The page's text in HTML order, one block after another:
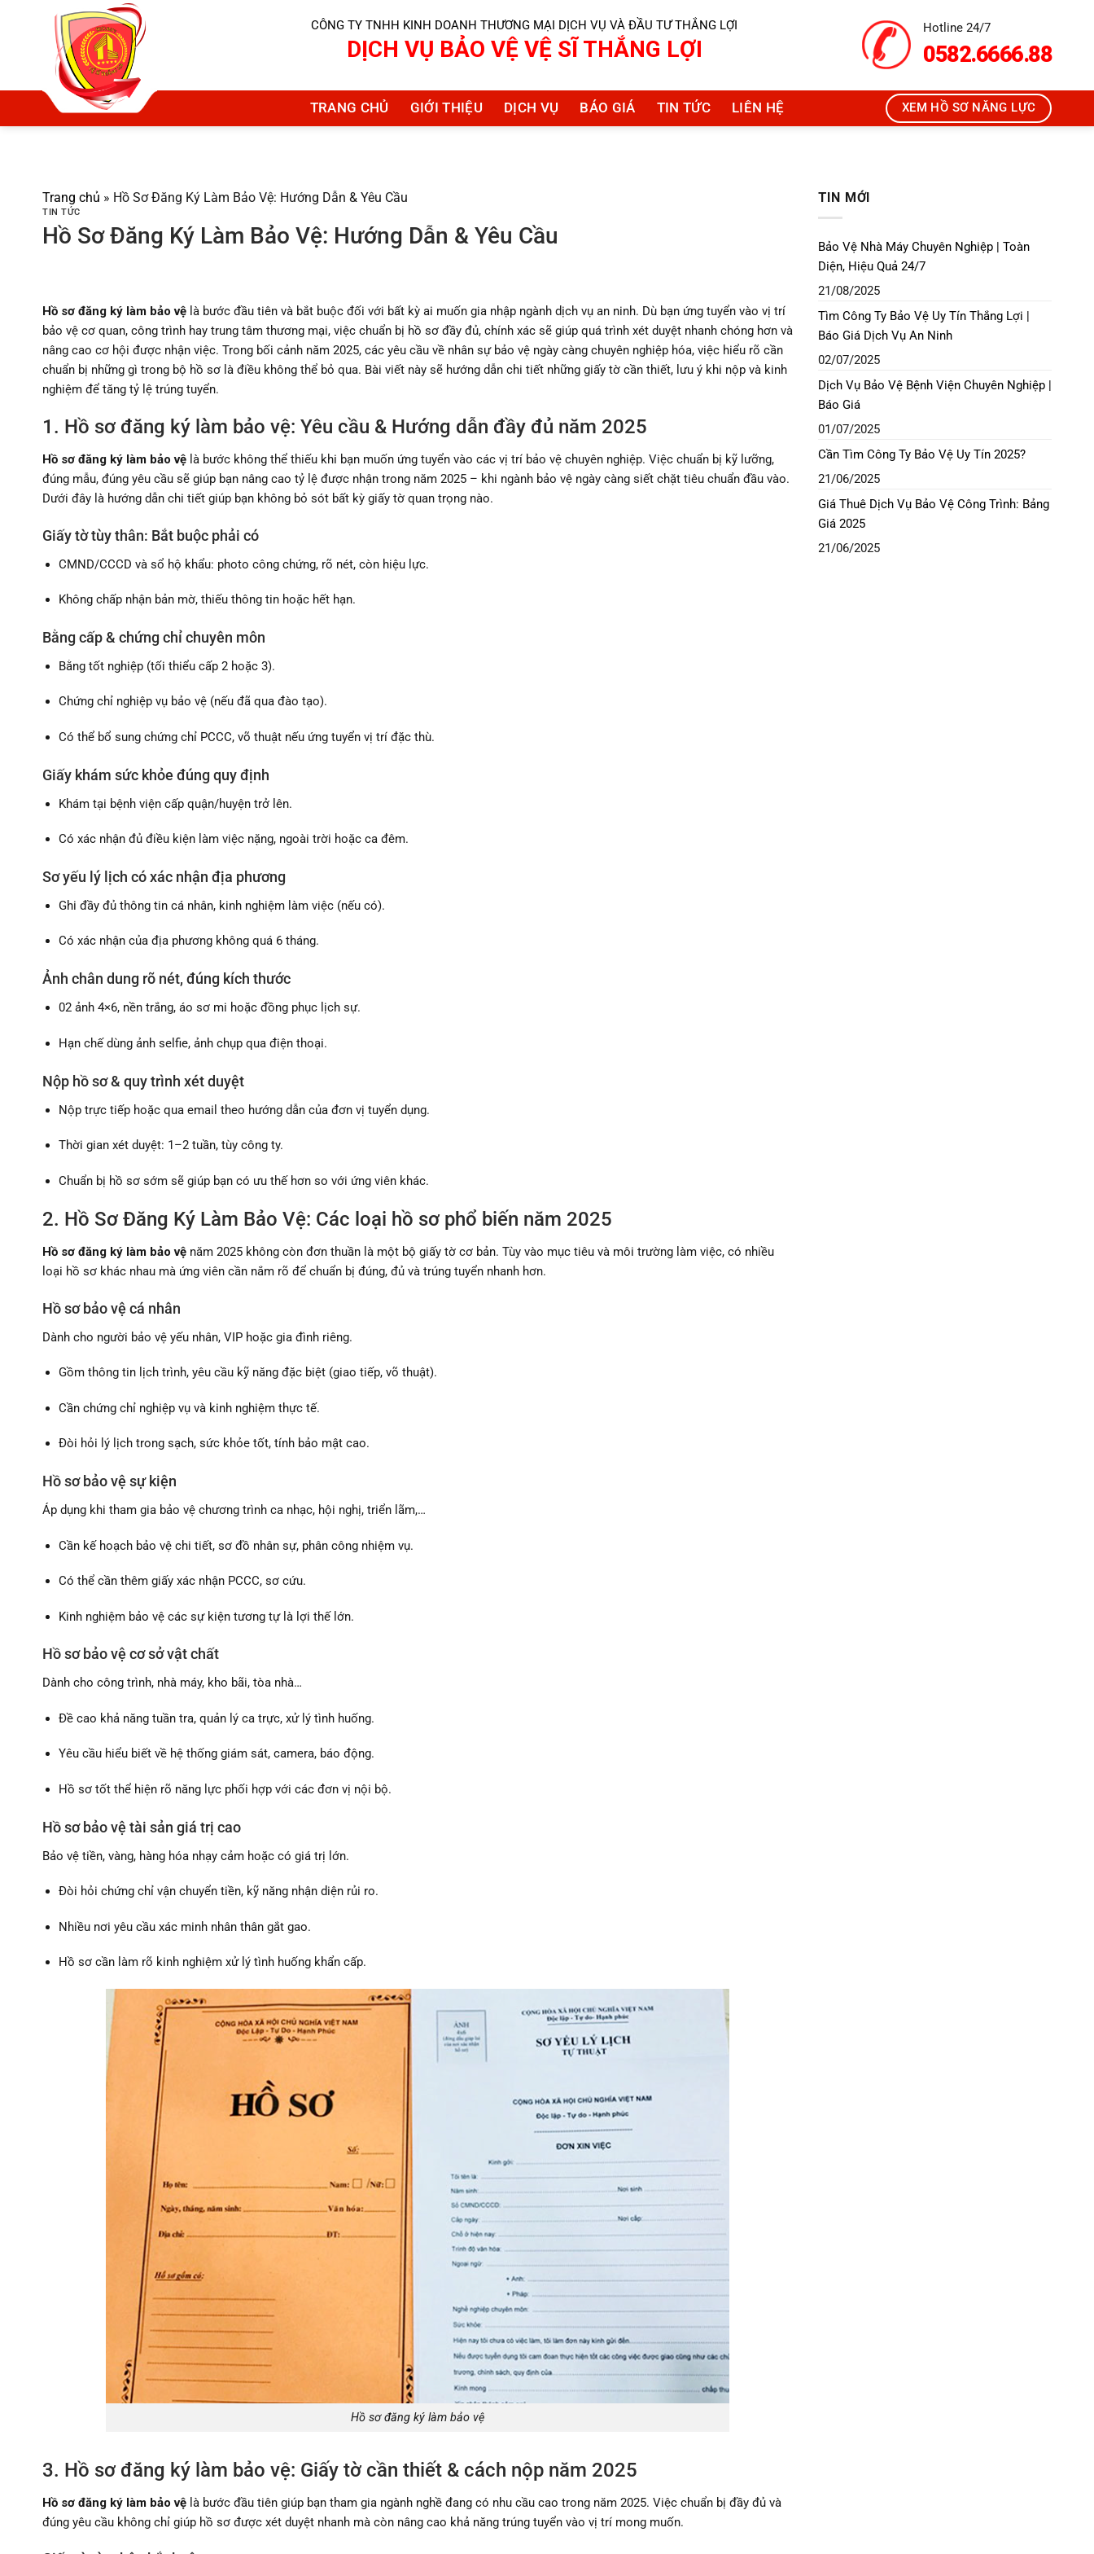
CÔNG TY TNHH KINH DOANH THƯƠNG MẠI DỊCH VỤ VÀ ĐẦU TƯ THẮNG LỢI
DỊCH VỤ BẢO VỆ VỆ SĨ THẮNG LỢI
Hotline 24/7
0582.6666.88
TRANG CHỦ GIỚI THIỆU DỊCH VỤ BÁO GIÁ TIN TỨC LIÊN HỆ XEM HỒ SƠ NĂNG LỰC
Trang chủ » Hồ Sơ Đăng Ký Làm Bảo Vệ: Hướng Dẫn & Yêu Cầu
TIN TỨC
Hồ Sơ Đăng Ký Làm Bảo Vệ: Hướng Dẫn & Yêu Cầu
Hồ sơ đăng ký làm bảo vệ là bước đầu tiên và bắt buộc đối với bất kỳ ai muốn gia nhập ngành dịch vụ an ninh. Dù bạn ứng tuyển vào vị trí
bảo vệ cơ quan, công trình hay trung tâm thương mại, việc chuẩn bị hồ sơ đầy đủ, chính xác sẽ giúp quá trình xét duyệt nhanh chóng hơn và
nâng cao cơ hội được nhận việc. Trong bối cảnh năm 2025, các yêu cầu về nhân sự bảo vệ ngày càng chuyên nghiệp hóa, việc hiểu rõ cần
chuẩn bị những gì trong bộ hồ sơ là điều không thể bỏ qua. Bài viết này sẽ hướng dẫn chi tiết những giấy tờ cần thiết, lưu ý khi nộp và kinh
nghiệm để tăng tỷ lệ trúng tuyển.
1. Hồ sơ đăng ký làm bảo vệ: Yêu cầu & Hướng dẫn đầy đủ năm 2025
Hồ sơ đăng ký làm bảo vệ là bước không thể thiếu khi bạn muốn ứng tuyển vào các vị trí bảo vệ chuyên nghiệp. Việc chuẩn bị kỹ lưỡng,
đúng mẫu, đúng yêu cầu sẽ giúp bạn nâng cao tỷ lệ được nhận trong năm 2025 – khi ngành bảo vệ ngày càng siết chặt tiêu chuẩn đầu vào.
Dưới đây là hướng dẫn chi tiết giúp bạn không bỏ sót bất kỳ giấy tờ quan trọng nào.
Giấy tờ tùy thân: Bắt buộc phải có
CMND/CCCD và sổ hộ khẩu: photo công chứng, rõ nét, còn hiệu lực.
Không chấp nhận bản mờ, thiếu thông tin hoặc hết hạn.
Bằng cấp & chứng chỉ chuyên môn
Bằng tốt nghiệp (tối thiểu cấp 2 hoặc 3).
Chứng chỉ nghiệp vụ bảo vệ (nếu đã qua đào tạo).
Có thể bổ sung chứng chỉ PCCC, võ thuật nếu ứng tuyển vị trí đặc thù.
Giấy khám sức khỏe đúng quy định
Khám tại bệnh viện cấp quận/huyện trở lên.
Có xác nhận đủ điều kiện làm việc nặng, ngoài trời hoặc ca đêm.
Sơ yếu lý lịch có xác nhận địa phương
Ghi đầy đủ thông tin cá nhân, kinh nghiệm làm việc (nếu có).
Có xác nhận của địa phương không quá 6 tháng.
Ảnh chân dung rõ nét, đúng kích thước
02 ảnh 4×6, nền trắng, áo sơ mi hoặc đồng phục lịch sự.
Hạn chế dùng ảnh selfie, ảnh chụp qua điện thoại.
Nộp hồ sơ & quy trình xét duyệt
Nộp trực tiếp hoặc qua email theo hướng dẫn của đơn vị tuyển dụng.
Thời gian xét duyệt: 1–2 tuần, tùy công ty.
Chuẩn bị hồ sơ sớm sẽ giúp bạn có ưu thế hơn so với ứng viên khác.
2. Hồ Sơ Đăng Ký Làm Bảo Vệ: Các loại hồ sơ phổ biến năm 2025
Hồ sơ đăng ký làm bảo vệ năm 2025 không còn đơn thuần là một bộ giấy tờ cơ bản. Tùy vào mục tiêu và môi trường làm việc, có nhiều
loại hồ sơ khác nhau mà ứng viên cần nắm rõ để chuẩn bị đúng, đủ và trúng tuyển nhanh hơn.
Hồ sơ bảo vệ cá nhân
Dành cho người bảo vệ yếu nhân, VIP hoặc gia đình riêng.
Gồm thông tin lịch trình, yêu cầu kỹ năng đặc biệt (giao tiếp, võ thuật).
Cần chứng chỉ nghiệp vụ và kinh nghiệm thực tế.
Đòi hỏi lý lịch trong sạch, sức khỏe tốt, tính bảo mật cao.
Hồ sơ bảo vệ sự kiện
Áp dụng khi tham gia bảo vệ chương trình ca nhạc, hội nghị, triển lãm,…
Cần kế hoạch bảo vệ chi tiết, sơ đồ nhân sự, phân công nhiệm vụ.
Có thể cần thêm giấy xác nhận PCCC, sơ cứu.
Kinh nghiệm bảo vệ các sự kiện tương tự là lợi thế lớn.
Hồ sơ bảo vệ cơ sở vật chất
Dành cho công trình, nhà máy, kho bãi, tòa nhà…
Đề cao khả năng tuần tra, quản lý ca trực, xử lý tình huống.
Yêu cầu hiểu biết về hệ thống giám sát, camera, báo động.
Hồ sơ tốt thể hiện rõ năng lực phối hợp với các đơn vị nội bộ.
Hồ sơ bảo vệ tài sản giá trị cao
Bảo vệ tiền, vàng, hàng hóa nhạy cảm hoặc có giá trị lớn.
Đòi hỏi chứng chỉ vận chuyển tiền, kỹ năng nhận diện rủi ro.
Nhiều nơi yêu cầu xác minh nhân thân gắt gao.
Hồ sơ cần làm rõ kinh nghiệm xử lý tình huống khẩn cấp.
Hồ sơ đăng ký làm bảo vệ
3. Hồ sơ đăng ký làm bảo vệ: Giấy tờ cần thiết & cách nộp năm 2025
Hồ sơ đăng ký làm bảo vệ là bước đầu tiên giúp bạn tham gia ngành nghề đang có nhu cầu cao trong năm 2025. Việc chuẩn bị đầy đủ và
đúng yêu cầu không chỉ giúp hồ sơ được xét duyệt nhanh mà còn nâng cao khả năng trúng tuyển vào vị trí mong muốn.
TIN MỚI
Bảo Vệ Nhà Máy Chuyên Nghiệp | Toàn
Diện, Hiệu Quả 24/7
21/08/2025
Tìm Công Ty Bảo Vệ Uy Tín Thắng Lợi |
Báo Giá Dịch Vụ An Ninh
02/07/2025
Dịch Vụ Bảo Vệ Bệnh Viện Chuyên Nghiệp |
Báo Giá
01/07/2025
Cần Tìm Công Ty Bảo Vệ Uy Tín 2025?
21/06/2025
Giá Thuê Dịch Vụ Bảo Vệ Công Trình: Bảng
Giá 2025
21/06/2025